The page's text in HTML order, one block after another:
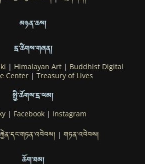
མཉན་ཆས།
དྲ་ཚིགས་གཞན།
Himalayan Art| Buddhist Digital
Center
Treasury of Lives
སྤྱི་ཚོགས་དྲ་ལམ།
| Facebook| Instagram
གཏན་འབེབས།